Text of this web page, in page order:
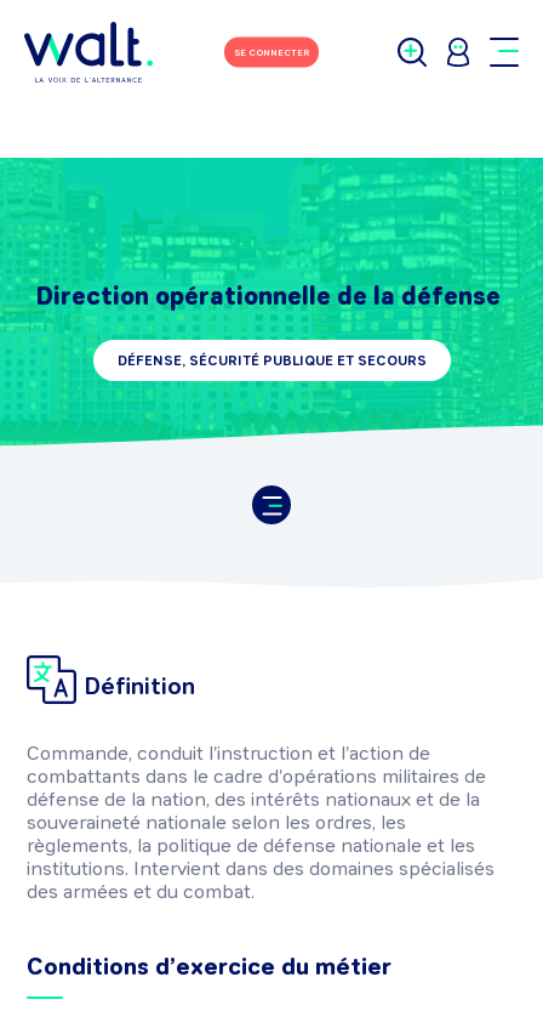
SE CONNECTER
Direction opérationnelle de la défense
DÉFENSE, SÉCURITÉ PUBLIQUE ET SECOURS
Définition
Commande, conduit l'instruction et l'action de
combattants dans le cadre d'opérations militaires de
défense de la nation, des intérêts nationaux et de la
souveraineté nationale selon les ordres, les
règlements, la politique de défense nationale et les
institutions. Intervient dans des domaines spécialisés
des armées et du combat.
Conditions d’exercice du métier